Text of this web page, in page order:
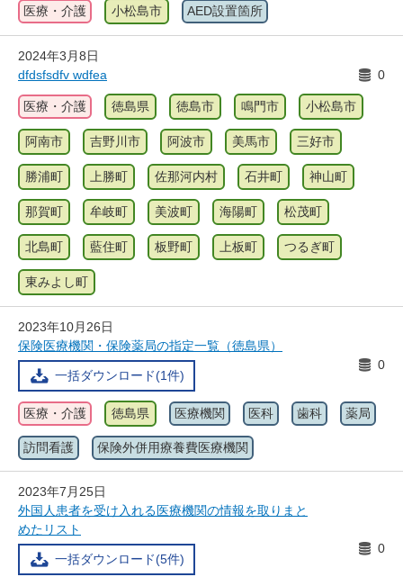
医療・介護 小松島市 AED設置箇所
2024年3月8日
dfdsfsdfv wdfea
0
医療・介護 徳島県 徳島市 鳴門市 小松島市
阿南市 吉野川市 阿波市 美馬市 三好市
勝浦町 上勝町 佐那河内村 石井町 神山町
那賀町 牟岐町 美波町 海陽町 松茂町
北島町 藍住町 板野町 上板町 つるぎ町
東みよし町
2023年10月26日
保険医療機関・保険薬局の指定一覧（徳島県）
一括ダウンロード(1件)
0
医療・介護 徳島県 医療機関 医科 歯科 薬局
訪問看護 保険外併用療養費医療機関
2023年7月25日
外国人患者を受け入れる医療機関の情報を取りまと
めたリスト
一括ダウンロード(5件)
0